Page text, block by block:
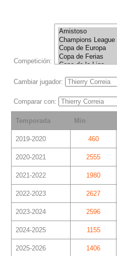
Competición:
Cambiar jugador:
Comparar con:
Temporada Min
2019-2020 460
2020-2021 2555
2021-2022 1980
2022-2023 2627
2023-2024 2596
2024-2025 1155
2025-2026 1406